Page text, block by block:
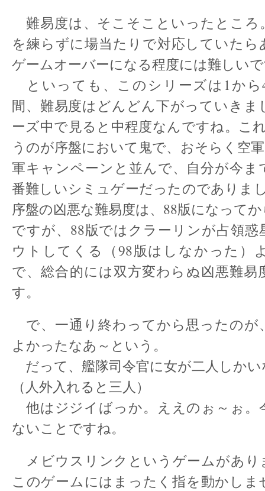
難易度は、そこそこといったところ
を練らずに場当たりで対応していたら
ゲームオーバーになる程度には難しい
といっても、このシリーズは1か
間、難易度はどんどん下がっていきま
ーズ中で見ると中程度なんですね。こ
うのが序盤において鬼で、おそらく空
軍キャンペーンと並んで、自分が今ま
番難しいシミュゲーだったのでありま
序盤の凶悪な難易度は、88版になって
ですが、88版ではクラーリンが占領惑
ウトしてくる（98版はしなかった）
で、総合的には双方変わらぬ凶悪難易
す。
で、一通り終わってから思ったのが
よかったなあ～という。
だって、艦隊司令官に女が二人しか
（人外入れると三人）
他はジジイばっか。ええのぉ～ぉ。
ないことですね。
メビウスリンクというゲームがあり
このゲームにはまったく指を動かしま